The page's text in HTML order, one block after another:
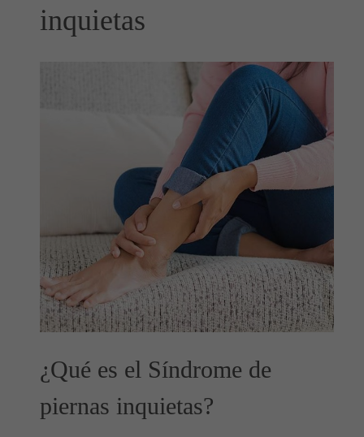
inquietas
¿Qué es el Síndrome de
piernas inquietas?